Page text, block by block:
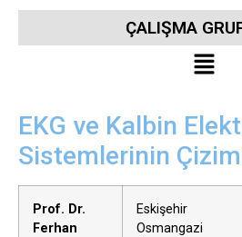
ÇALIŞMA
EKG ve Kalbin
Sistemlerinin
Prof. Dr.
Ferhan
Eskişehir
Osmangazi